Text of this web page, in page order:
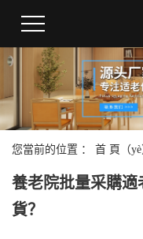
您當前的位置 ： 首 頁（yè
養老院批量采購
貨？